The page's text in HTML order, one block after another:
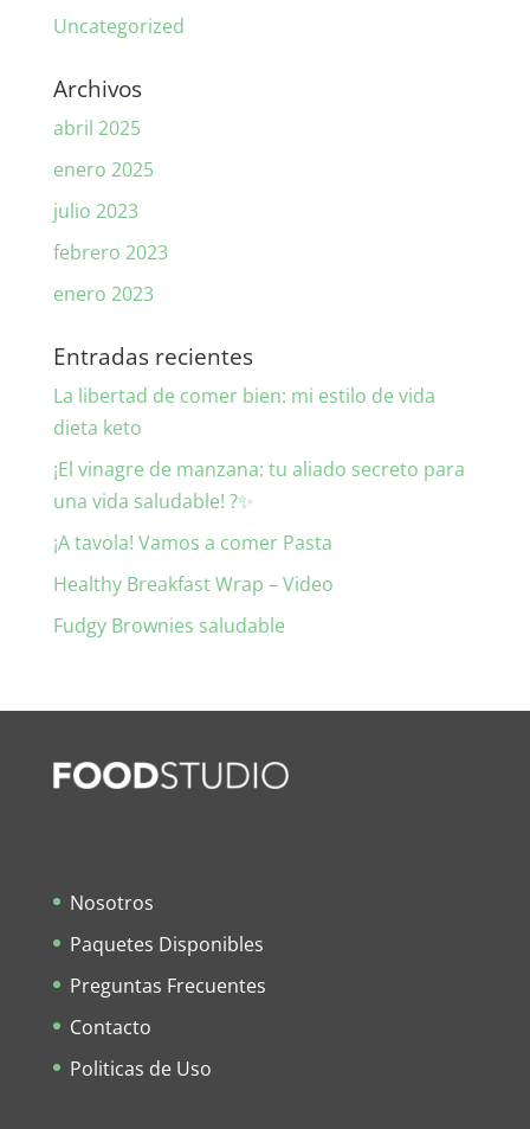
Uncategorized
Archivos
abril 2025
enero 2025
julio 2023
febrero 2023
enero 2023
Entradas recientes
La libertad de comer bien: mi estilo de vida
dieta keto
¡El vinagre de manzana: tu aliado secreto para
una vida saludable! ?✨
¡A tavola! Vamos a comer Pasta
Healthy Breakfast Wrap – Video
Fudgy Brownies saludable
Nosotros
Paquetes Disponibles
Preguntas Frecuentes
Contacto
Politicas de Uso